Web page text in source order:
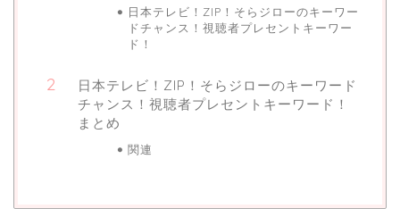
日本テレビ！ZIP！そらジローのキーワー
ドチャンス！視聴者プレセントキーワー
ド！
日本テレビ！ZIP！そらジローのキーワード
チャンス！視聴者プレセントキーワード！
まとめ
関連